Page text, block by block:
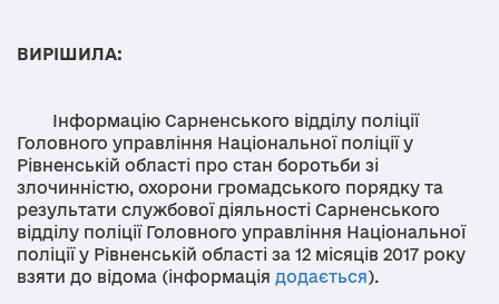
ВИРІШИЛА:
Інформацію Сарненського відділу поліції
Головного управління Національної поліції у
Рівненській області про стан боротьби зі
злочинністю, охорони громадського порядку та
результати службової діяльності Сарненського
відділу поліції Головного управління Національної
поліції у Рівненській області за 12 місяців 2017 року
взяти до відома (інформація додається).